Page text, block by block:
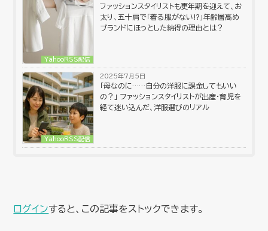
YahooRSS配信
ファッションスタイリストも更年期を迎えて、お
太り、五十肩で「着る服がない⁉︎」年齢層高め
ブランドにほっとした納得の理由とは？
YahooRSS配信
2025年7月5日
「母なのに……自分の洋服に課金してもいい
の？」 ファッションスタイリストが出産・育児を
経て迷い込んだ、洋服選びのリアル
ログインすると、この記事をストックできます。